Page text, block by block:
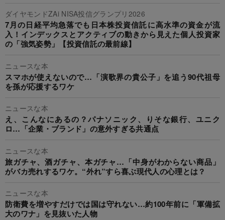
ダイヤモンドZAi NISA投信グランプリ2026
7月の日経平均急落でも日本株投資信託に高水準の資金が流
入！インデックスとアクティブの動きから見えた個人投資家
の「強気姿勢」【投資信託の最前線】
ニュースな本
スマホが使えないので…「演歌界の貴公子」を追う90代祖母
を孫が応援するワケ
ニュースな本
え、こんなにあるの？パナソニック、りそな銀行、ユニク
ロ…「企業・ブランド」の意外すぎる共通点
ニュースな本
旅ガチャ、酒ガチャ、本ガチャ…「中身がわからない商品」
がバカ売れするワケ。“外れ”すら喜ぶ現代人の心理とは？
ニュースな本
防衛費を増やすだけでは国は守れない…約100年前に「軍備拡
大のワナ」を見抜いた人物